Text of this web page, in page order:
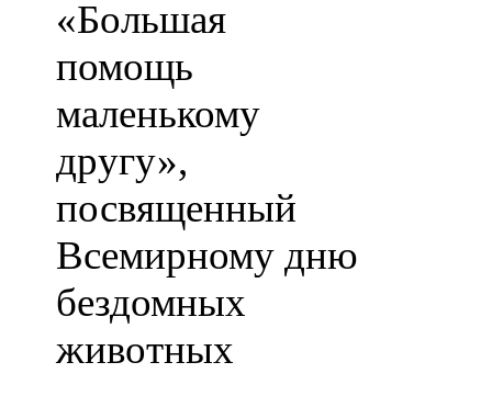
«Большая
помощь
маленькому
другу»,
посвященный
Всемирному дню
бездомных
животных